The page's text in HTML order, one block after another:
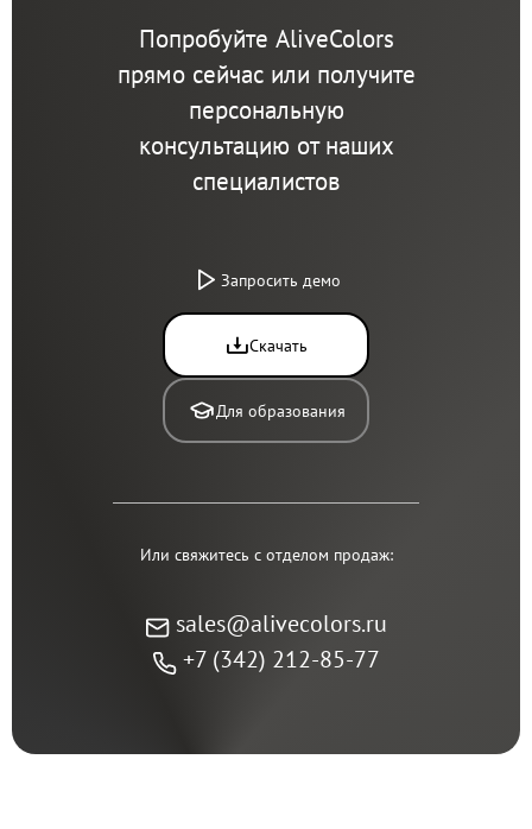
Попробуйте AliveColors
прямо сейчас или получите
персональную
консультацию от наших
специалистов
Запросить демо
Скачать
Для образования
Или свяжитесь с отделом продаж:
sales@alivecolors.ru
+7 (342) 212-85-77